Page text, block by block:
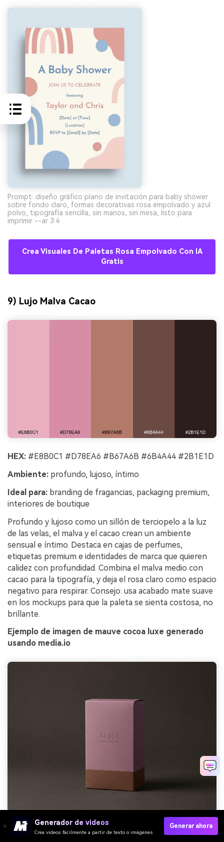
Prompt: diseño gráfico plano de invitación para baby shower
sobre fondo claro, formas decorativas rosa empolvado y azul
polvo, tipografía sencilla, sin manos, sin mesa, listo para
imprimir --ar 3:4
Crea Visuales De Paletas Rosa Empolvado Con IA
Gratis
9) Lujo Malva Cacao
HEX: #E8B0C1 #D78EA6 #B67A6B #6B4A44 #2B1E1D
Ambiente: profundo, lujoso, íntimo
Ideal para: branding de fragancias, packaging premium,
interiores de boutique
Profundo y lujoso como un sillón de terciopelo a la luz
de las velas, el malva y el cacao crean un ambiente
sensual e íntimo. Destaca en cajas de perfumes,
etiquetas premium e identidades de marca que quieren
calidez con profundidad. Combina el malva medio con
cacao para la tipografía, y deja el rosa claro como espacio
negativo para respirar. Consejo: usa acabado mate suave
en los mockups para que la paleta se sienta costosa, no
brillante.
Ejemplo de imagen de mauve cocoa luxe generado
usando media.io
Prompt: toma de estudio realista de un diseño de caja de
perfume minimalista, bloques de color mauve y cocoa, fondo
Generador de videos
Crea videos fácilmente a partir de texto o imágenes
Generar ahora